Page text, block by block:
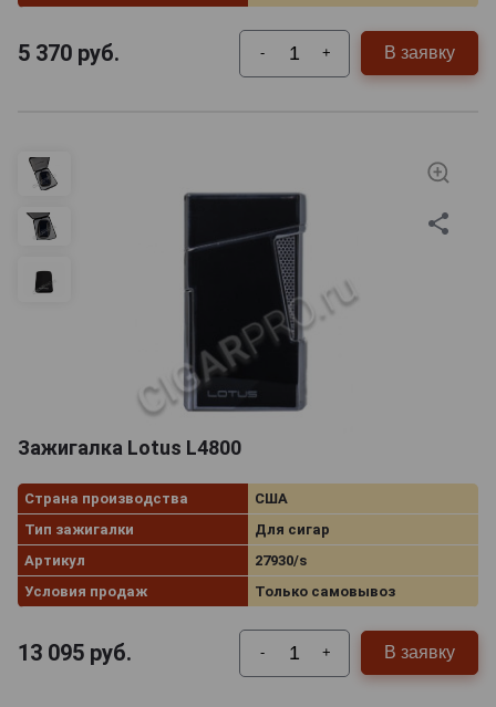
5 370 руб. - + В заявку
Зажигалка Lotus L4800
Страна производства
США
Тип зажигалки
Для сигар
Артикул
27930/s
Условия продаж
Только самовывоз
13 095 руб. - + В заявку